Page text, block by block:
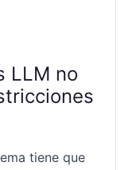
LLM no
tiene que